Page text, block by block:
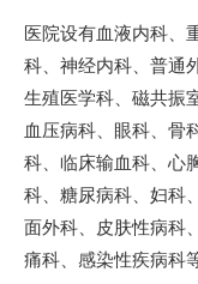
医院设有血液内科、
科、神经内科、普通
生殖医学科、磁共振
血压病科、眼科、骨
科、临床输血科、心
科、糖尿病科、妇科
面外科、皮肤性病科
痛科、感染性疾病科